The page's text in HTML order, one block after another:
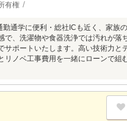
有権
通学に便利・総社ICも近く、家族
触感で、洗濯物や食器洗浄で
ポートいたします。高い技術力
リノベ工事費用を一緒にローン